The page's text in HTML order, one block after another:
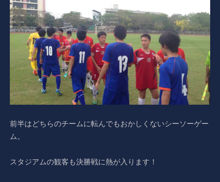
前半はどちらのチームに転んでもおかしくないシーソーゲー
ム。
スタジアムの観客も決勝戦に熱が入ります！